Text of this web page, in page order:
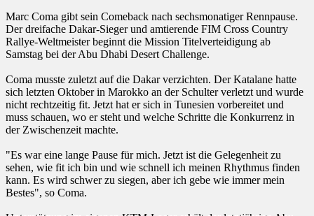
Marc Coma gibt sein Comeback nach sechsmonatiger Rennpause.
Der dreifache Dakar-Sieger und amtierende FIM Cross Country
Rallye-Weltmeister beginnt die Mission Titelverteidigung ab
Samstag bei der Abu Dhabi Desert Challenge.
Coma musste zuletzt auf die Dakar verzichten. Der Katalane hatte
sich letzten Oktober in Marokko an der Schulter verletzt und wurde
nicht rechtzeitig fit. Jetzt hat er sich in Tunesien vorbereitet und
muss schauen, wo er steht und welche Schritte die Konkurrenz in
der Zwischenzeit machte.
"Es war eine lange Pause für mich. Jetzt ist die Gelegenheit zu
sehen, wie fit ich bin und wie schnell ich meinen Rhythmus finden
kann. Es wird schwer zu siegen, aber ich gebe wie immer mein
Bestes", so Coma.